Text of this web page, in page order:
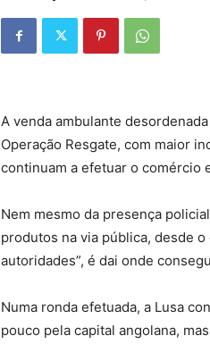
A venda ambulante
Operação Resgate, com maior
continuam a efetuar o comércio
Nem mesmo da presença
produtos na via pública, desde
autoridades”, é dai onde
Numa ronda efetuada, a Lusa
pouco pela capital angolana,